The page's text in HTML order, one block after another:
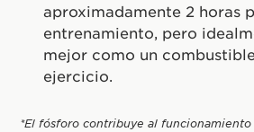
aproximadamente 2 horas
entrenamiento, pero
mejor como un
ejercicio.
*El fósforo contribuye al